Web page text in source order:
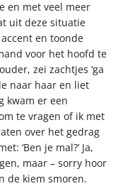
en met veel meer
uit deze situatie
en toonde
voor het hoofd te
zei zachtjes ‘ga
naar haar en liet
kwam er een
te vragen of ik met
over het gedrag
‘Ben je mal?’ Ja,
maar – sorry hoor
de kiem smoren.